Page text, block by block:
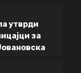
се за
со нафтата
утврди
за